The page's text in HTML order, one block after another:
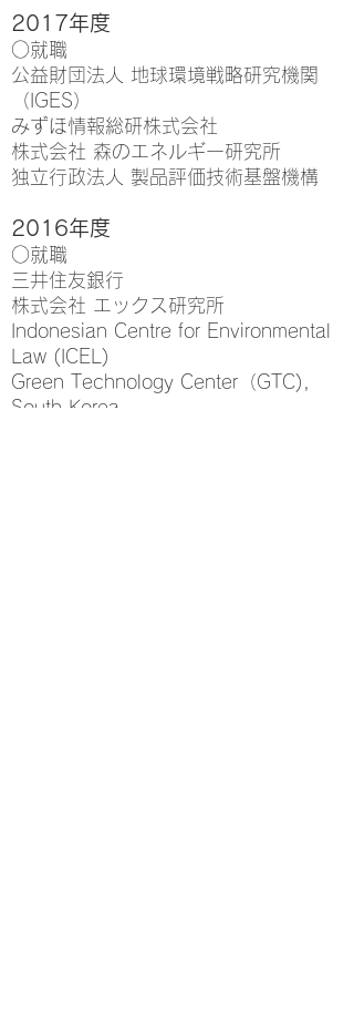
2017年度
○就職
公益財団法人 地球環境戦略研究機関
（IGES）
みずほ情報総研株式会社
株式会社 森のエネルギー研究所
独立行政法人 製品評価技術基盤機構
2016年度
○就職
三井住友銀行
株式会社 エックス研究所
Indonesian Centre for Environmental
Law (ICEL)
Green Technology Center（GTC),
South Korea